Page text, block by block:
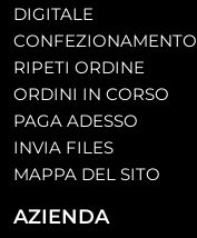
DIGITALE
CONFEZIONAMENTO
RIPETI ORDINE
ORDINI IN CORSO
PAGA ADESSO
INVIA FILES
MAPPA DEL SITO
AZIENDA